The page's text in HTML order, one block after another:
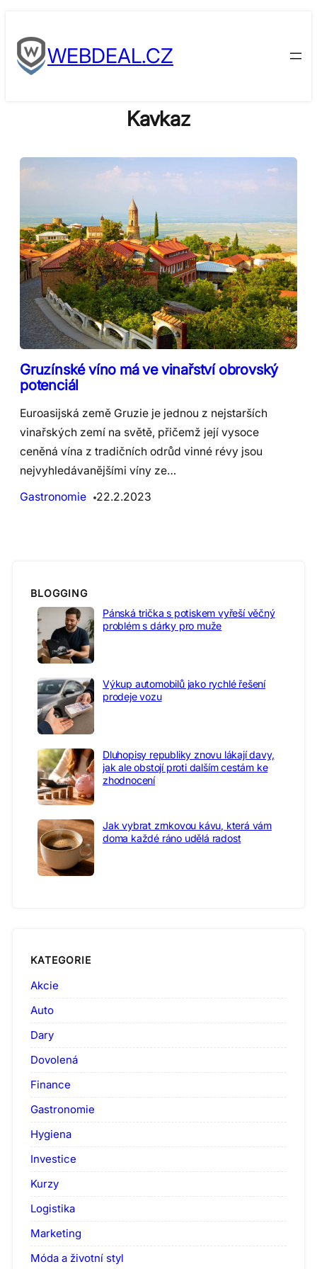
to
contentWEBDEAL.CZ
Kavkaz
Gruzínské víno má ve vinařství obrovský
potenciál
Euroasijská země Gruzie je jednou z nejstarších
vinařských zemí na světě, přičemž její vysoce
ceněná vína z tradičních odrůd vinné révy jsou
nejvyhledávanějšími víny ze…
Gastronomie
22.2.2023
BLOGGING
Pánská trička s potiskem vyřeší věčný
problém s dárky pro muže
Výkup automobilů jako rychlé řešení
prodeje vozu
Dluhopisy republiky znovu lákají davy,
jak ale obstojí proti dalším cestám ke
zhodnocení
Jak vybrat zrnkovou kávu, která vám
doma každé ráno udělá radost
KATEGORIE
Akcie
Auto
Dary
Dovolená
Finance
Gastronomie
Hygiena
Investice
Kurzy
Logistika
Marketing
Móda a životní styl